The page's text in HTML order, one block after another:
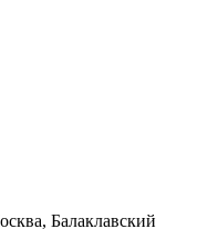
Балаклавский